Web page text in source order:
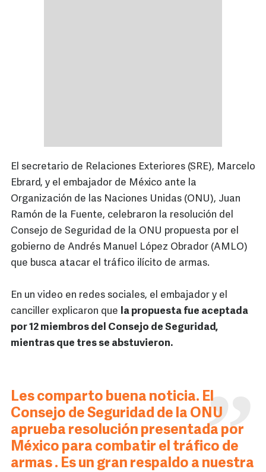
El secretario de Relaciones Exteriores (SRE), Marcelo
Ebrard, y el embajador de México ante la
Organización de las Naciones Unidas (ONU), Juan
Ramón de la Fuente, celebraron la resolución del
Consejo de Seguridad de la ONU propuesta por el
gobierno de Andrés Manuel López Obrador (AMLO)
que busca atacar el tráfico ilícito de armas.
En un video en redes sociales, el embajador y el
canciller explicaron que
la propuesta fue aceptada
por 12 miembros del Consejo de Seguridad,
mientras que tres se abstuvieron.
Les comparto buena noticia. El
Consejo de Seguridad de la ONU
aprueba resolución presentada por
México para combatir el tráfico de
armas . Es un gran respaldo a nuestra